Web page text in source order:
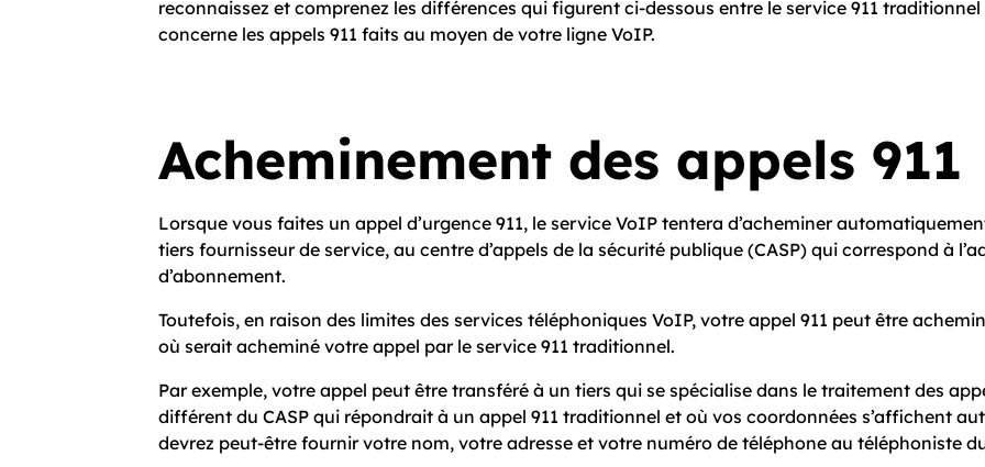
reconnaissez et comprenez les différences qui figurent ci-dessous entre le service 9­1­1 traditionnel
concerne les appels 9­1­1 faits au moyen de votre ligne VoIP.
Acheminement des appels 9­1­1
Lorsque vous faites un appel d’urgence 9­1­1, le service VoIP tentera d’acheminer
tiers fournisseur de service, au centre d’appels de la sécurité publique (CASP) qui correspond à
d’abonnement.
Toutefois, en raison des limites des services téléphoniques VoIP, votre appel 9­1­1 peut être
où serait acheminé votre appel par le service 9­1­1 traditionnel.
Par exemple, votre appel peut être transféré à un tiers qui se spécialise dans le traitement des
différent du CASP qui répondrait à un appel 9­1­1 traditionnel et où vos coordonnées s’affichent
devrez peut-être fournir votre nom, votre adresse et votre numéro de téléphone au téléphoniste